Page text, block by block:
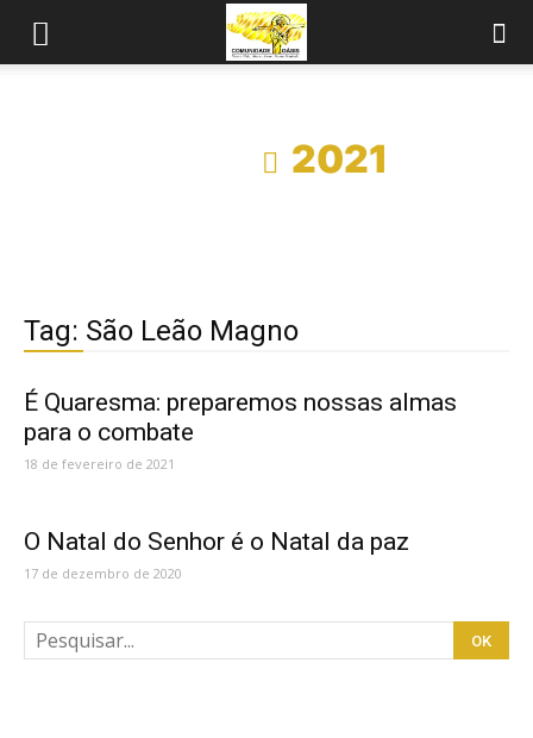
2021
Tag: São Leão Magno
É Quaresma: preparemos nossas almas
para o combate
18 de fevereiro de 2021
O Natal do Senhor é o Natal da paz
17 de dezembro de 2020